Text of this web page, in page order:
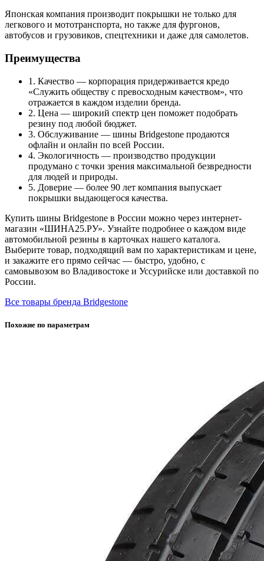
Японская компания производит покрышки не только для
легкового и мототранспорта, но также для фургонов,
автобусов и грузовиков, спецтехники и даже для самолетов.
Преимущества
1. Качество — корпорация придерживается кредо
«Служить обществу с превосходным качеством», что
отражается в каждом изделии бренда.
2. Цена — широкий спектр цен поможет подобрать
резину под любой бюджет.
3. Обслуживание — шины Bridgestone продаются
офлайн и онлайн по всей России.
4. Экологичность — производство продукции
продумано с точки зрения максимальной безвредности
для людей и природы.
5. Доверие — более 90 лет компания выпускает
покрышки выдающегося качества.
Купить шины Bridgestone в России можно через интернет-
магазин «ШИНА25.РУ». Узнайте подробнее о каждом виде
автомобильной резины в карточках нашего каталога.
Выберите товар, подходящий вам по характеристикам и цене,
и закажите его прямо сейчас — быстро, удобно, с
самовывозом во Владивостоке и Уссурийске или доставкой по
России.
Все товары бренда Bridgestone
Похожие по параметрам